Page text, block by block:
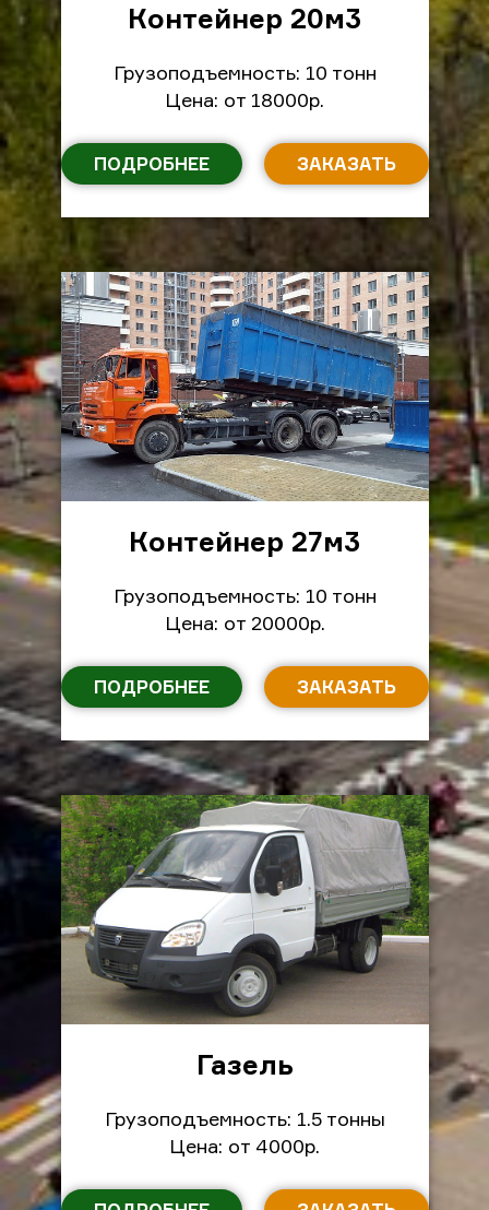
Контейнер 20м3
Грузоподъемность: 10 тонн
Цена: от 18000р.
ПОДРОБНЕЕ ЗАКАЗАТЬ
Контейнер 27м3
Грузоподъемность: 10 тонн
Цена: от 20000р.
ПОДРОБНЕЕ ЗАКАЗАТЬ
Газель
Грузоподъемность: 1.5 тонны
Цена: от 4000р.